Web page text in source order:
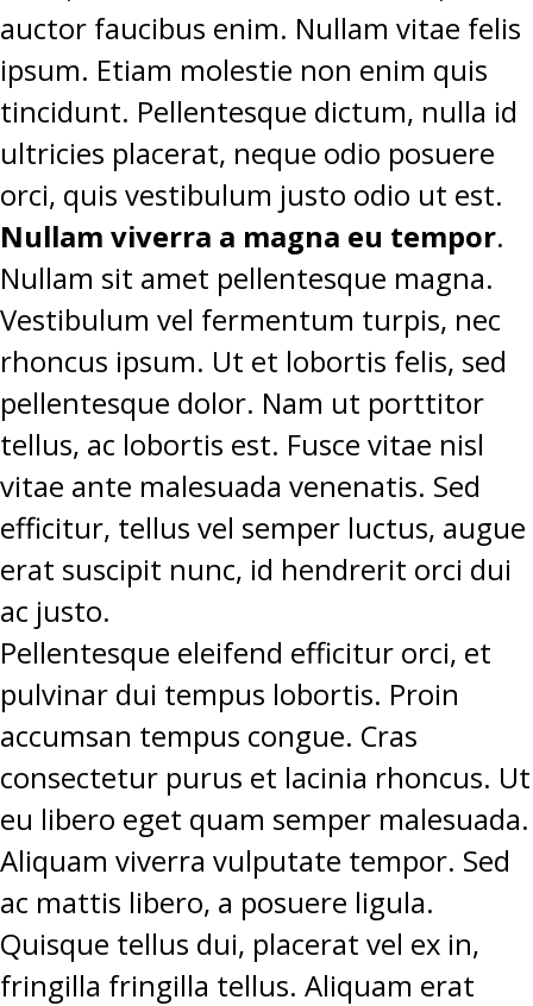
auctor faucibus enim. Nullam vitae felis
ipsum. Etiam molestie non enim quis
tincidunt. Pellentesque dictum, nulla id
ultricies placerat, neque odio posuere
orci, quis vestibulum justo odio ut est.
Nullam viverra a magna eu tempor.
Nullam sit amet pellentesque magna.
Vestibulum vel fermentum turpis, nec
rhoncus ipsum. Ut et lobortis felis, sed
pellentesque dolor. Nam ut porttitor
tellus, ac lobortis est. Fusce vitae nisl
vitae ante malesuada venenatis. Sed
efficitur, tellus vel semper luctus, augue
erat suscipit nunc, id hendrerit orci dui
ac justo.
Pellentesque eleifend efficitur orci, et
pulvinar dui tempus lobortis. Proin
accumsan tempus congue. Cras
consectetur purus et lacinia rhoncus. Ut
eu libero eget quam semper malesuada.
Aliquam viverra vulputate tempor. Sed
ac mattis libero, a posuere ligula.
Quisque tellus dui, placerat vel ex in,
fringilla fringilla tellus. Aliquam erat